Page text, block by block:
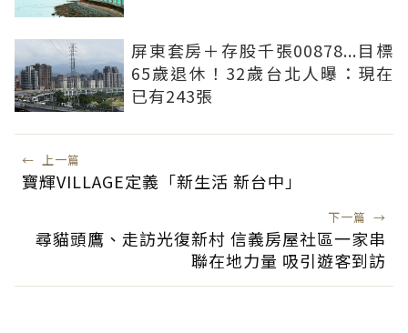
屏東套房＋存股千張00878...目標
65歲退休！32歲台北人曝：現在
已有243張
← 上一篇
寶輝VILLAGE定義「新生活 新台中」
下一篇 →
尋貓頭鷹、走訪光復新村 信義房屋社區一家串
聯在地力量 吸引遊客到訪